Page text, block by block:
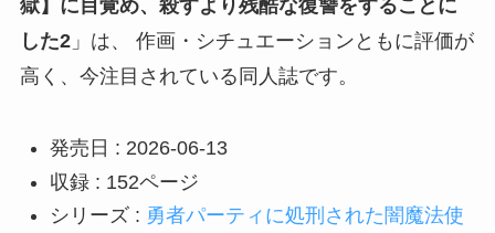
獄】に目覚め、殺すより残酷な復讐をすることに
した2」は、 作画・シチュエーションともに評価が
高く、今注目されている同人誌です。
発売日 : 2026-06-13
収録 : 152ページ
シリーズ : 勇者パーティに処刑された闇魔法使